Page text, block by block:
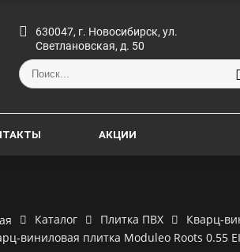
630047, г. Новосибирск, ул.
Светлановская, д. 50
АКЦИИ
Каталог Плитка ПВХ
Кварц-
виниловая плитка Moduleo Roots 0.55